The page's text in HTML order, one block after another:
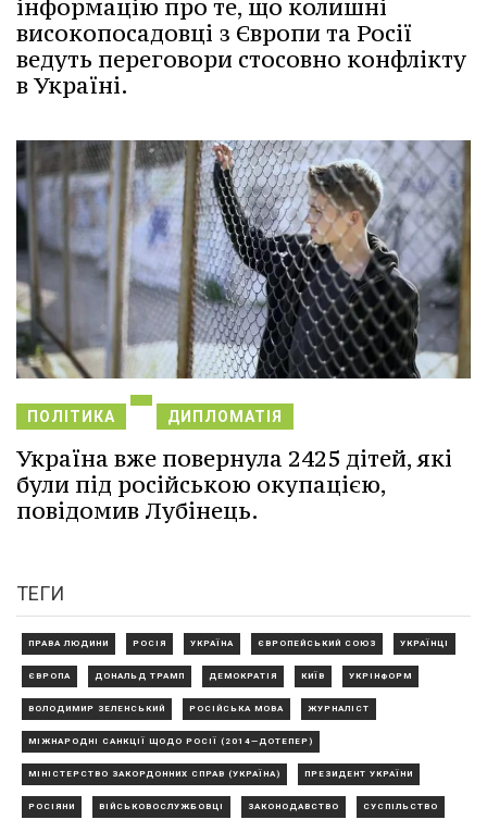
інформацію про те, що колишні
високопосадовці з Європи та Росії
ведуть переговори стосовно конфлікту
в Україні.
ПОЛІТИКА ДИПЛОМАТІЯ
Україна вже повернула 2425 дітей, які
були під російською окупацією,
повідомив Лубінець.
ТЕГИ
ПРАВА ЛЮДИНИ РОСІЯ УКРАЇНА ЄВРОПЕЙСЬКИЙ СОЮЗ УКРАЇНЦІ
ЄВРОПА ДОНАЛЬД ТРАМП ДЕМОКРАТІЯ КИЇВ УКРІНФОРМ
ВОЛОДИМИР ЗЕЛЕНСЬКИЙ РОСІЙСЬКА МОВА ЖУРНАЛІСТ
МІЖНАРОДНІ САНКЦІЇ ЩОДО РОСІЇ (2014—ДОТЕПЕР)
МІНІСТЕРСТВО ЗАКОРДОННИХ СПРАВ (УКРАЇНА) ПРЕЗИДЕНТ УКРАЇНИ
РОСІЯНИ ВІЙСЬКОВОСЛУЖБОВЦІ ЗАКОНОДАВСТВО СУСПІЛЬСТВО